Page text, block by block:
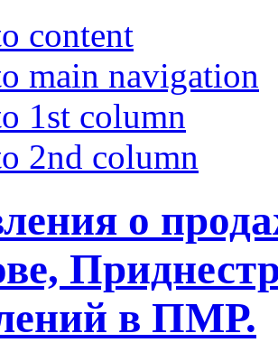
content
main navigation
1st column
2nd column
о
в ПМР.